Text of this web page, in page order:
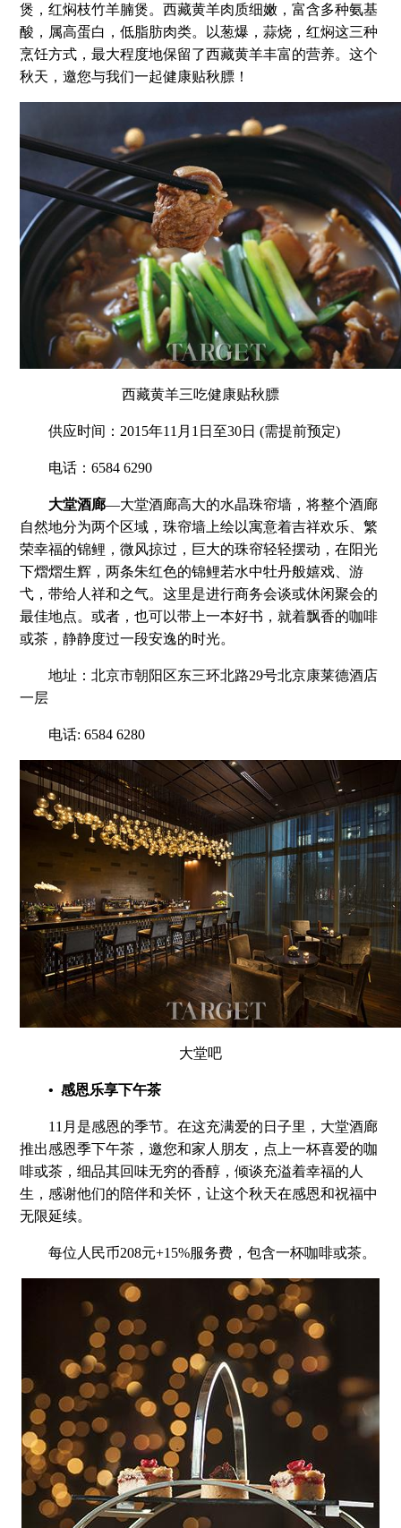
煲，红焖枝竹羊腩煲。西藏黄羊肉质细嫩，富含多种氨基
酸，属高蛋白，低脂肪肉类。以葱爆，蒜烧，红焖这三种
烹饪方式，最大程度地保留了西藏黄羊丰富的营养。这个
秋天，邀您与我们一起健康贴秋膘！
西藏黄羊三吃健康贴秋膘
供应时间：2015年11月1日至30日 (需提前预定)
电话：6584 6290
大堂酒廊—大堂酒廊高大的水晶珠帘墙，将整个酒廊
自然地分为两个区域，珠帘墙上绘以寓意着吉祥欢乐、繁
荣幸福的锦鲤，微风掠过，巨大的珠帘轻轻摆动，在阳光
下熠熠生辉，两条朱红色的锦鲤若水中牡丹般嬉戏、游
弋，带给人祥和之气。这里是进行商务会谈或休闲聚会的
最佳地点。或者，也可以带上一本好书，就着飘香的咖啡
或茶，静静度过一段安逸的时光。
地址：北京市朝阳区东三环北路29号北京康莱德酒店
一层
电话: 6584 6280
大堂吧
• 感恩乐享下午茶
11月是感恩的季节。在这充满爱的日子里，大堂酒廊
推出感恩季下午茶，邀您和家人朋友，点上一杯喜爱的咖
啡或茶，细品其回味无穷的香醇，倾谈充溢着幸福的人
生，感谢他们的陪伴和关怀，让这个秋天在感恩和祝福中
无限延续。
每位人民币208元+15%服务费，包含一杯咖啡或茶。